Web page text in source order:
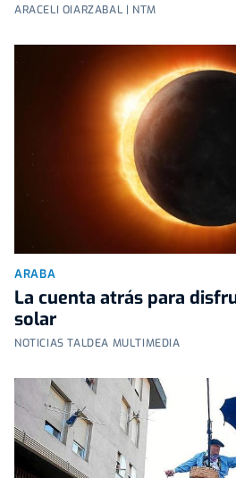
ARACELI OIARZABAL | NTM
ARABA
La cuenta atrás para
solar
NOTICIAS TALDEA MULTIMEDIA